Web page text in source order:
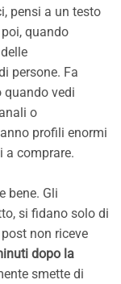
pensi a un testo
quando
persone. Fa
quando vedi
o
profili enormi
a comprare.
bene. Gli
si fidano solo di
non riceve
dopo la
smette di